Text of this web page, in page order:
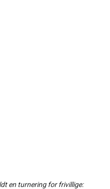
en turnering for frivillige: